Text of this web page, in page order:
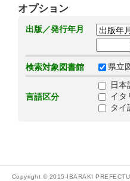
オプション
出版／発行年月
検索対象図書館 県立
言語区分
日本
イタ
タイ
Copyright © 2015-IBARAKI